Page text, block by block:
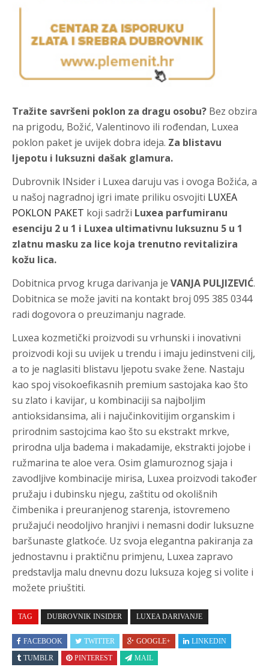
Tražite savršeni poklon za dragu osobu? Bez obzira
na prigodu, Božić, Valentinovo ili rođendan, Luxea
poklon paket je uvijek dobra ideja. Za blistavu
ljepotu i luksuzni dašak glamura.
Dubrovnik INsider i Luxea daruju vas i ovoga Božića, a
u našoj nagradnoj igri imate priliku osvojiti LUXEA
POKLON PAKET koji sadrži Luxea parfumiranu
esenciju 2 u 1 i Luxea ultimativnu luksuznu 5 u 1
zlatnu masku za lice koja trenutno revitalizira
kožu lica.
Dobitnica prvog kruga darivanja je VANJA PULJIZEVIĆ.
Dobitnica se može javiti na kontakt broj 095 385 0344
radi dogovora o preuzimanju nagrade.
Luxea kozmetički proizvodi su vrhunski i inovativni
proizvodi koji su uvijek u trendu i imaju jedinstveni cilj,
a to je naglasiti blistavu ljepotu svake žene. Nastaju
kao spoj visokoefikasnih premium sastojaka kao što
su zlato i kavijar, u kombinaciji sa najboljim
antioksidansima, ali i najučinkovitijim organskim i
prirodnim sastojcima kao što su ekstrakt mrkve,
prirodna ulja badema i makadamije, ekstrakti jojobe i
ružmarina te aloe vera. Osim glamuroznog sjaja i
zavodljive kombinacije mirisa, Luxea proizvodi također
pružaju i dubinsku njegu, zaštitu od okolišnih
čimbenika i preuranjenog starenja, istovremeno
pružajući neodoljivo hranjivi i nemasni dodir luksuzne
baršunaste glatkoće. Uz svoja elegantna pakiranja za
jednostavnu i praktičnu primjenu, Luxea zapravo
predstavlja malu dnevnu dozu luksuza kojeg si volite i
možete priuštiti.
TAG DUBROVNIK INSIDER LUXEA DARIVANJE
FACEBOOK TWITTER GOOGLE+
LINKEDIN
TUMBLR
PINTEREST MAIL